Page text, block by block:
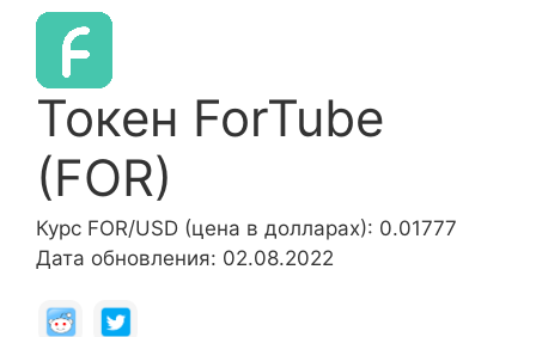
Токен ForTube
(FOR)
Курс FOR/USD (цена в долларах): 0.01777
Дата обновления: 02.08.2022